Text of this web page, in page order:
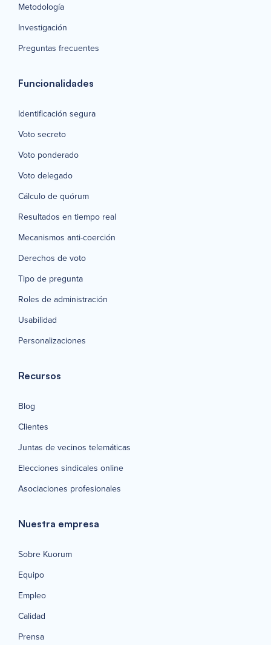
Metodología
Investigación
Preguntas frecuentes
Funcionalidades
Identificación segura
Voto secreto
Voto ponderado
Voto delegado
Cálculo de quórum
Resultados en tiempo real
Mecanismos anti-coerción
Derechos de voto
Tipo de pregunta
Roles de administración
Usabilidad
Personalizaciones
Recursos
Blog
Clientes
Juntas de vecinos telemáticas
Elecciones sindicales online
Asociaciones profesionales
Nuestra empresa
Sobre Kuorum
Equipo
Empleo
Calidad
Prensa